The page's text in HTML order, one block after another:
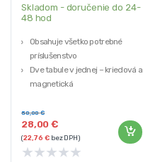
Skladom - doručenie do 24-
48 hod
Obsahuje všetko potrebné
príslušenstvo
Dve tabule v jednej – kriedová a
magnetická
bezpečných pre deti
Skladacia a veľmi stabilná
28,00€
50,00€
(22,76€bez DPH)
★★★★★